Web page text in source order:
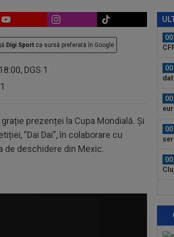
Digi Sport ca sursă preferată în Google
DGS 1
prezenței la Cupa Mondială. Și
”Dai Dai”, în colaborare cu
de deschidere din Mexic.
ți
se